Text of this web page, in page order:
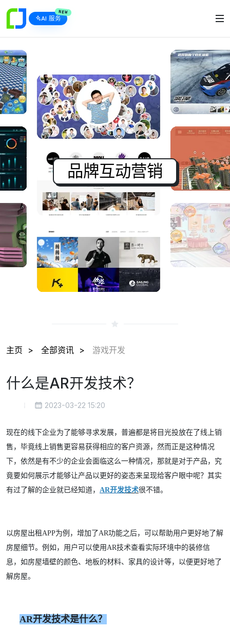
AI 服务
NEW
品牌互动营销
主页 全部资讯 游戏开发
什么是AR开发技术？
2023-03-22 15:20
现在的线下企业为了能够寻求发展，普遍都是将目光投放在了线上销
售，毕竟线上销售更容易获得相应的客户资源，然而正是这种情况
下，依然是有不少的企业会面临这么一种情况，那就是对于产品，究
竟要如何展示才能够让产品以更好的姿态来呈现给客户眼中呢？其实
有过了解的企业就已经知道， AR开发技术很不错。
以房屋出租APP为例，增加了AR功能之后，可以帮助用户更好地了解
房屋细节。例如，用户可以使用AR技术查看实际环境中的装修信
息，如房屋墙壁的颜色、地板的材料、家具的设计等，以便更好地了
解房屋。
AR开发技术是什么？